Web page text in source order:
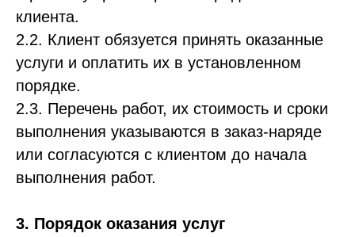
клиента.
2.2. Клиент обязуется принять оказанные
услуги и оплатить их в установленном
порядке.
2.3. Перечень работ, их стоимость и сроки
выполнения указываются в заказ-наряде
или согласуются с клиентом до начала
выполнения работ.
3. Порядок оказания услуг